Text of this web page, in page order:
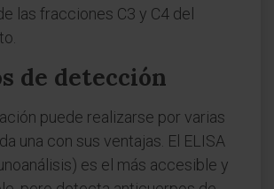
las fracciones C3 y C4 del
de detección
puede realizarse por varias
una con sus ventajas. El ELISA
es el más accesible y